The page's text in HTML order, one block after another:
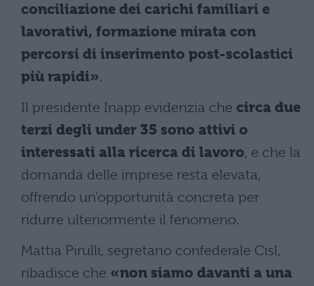
conciliazione dei carichi familiari e
lavorativi, formazione mirata con
percorsi di inserimento post-scolastici
più rapidi».
Il presidente Inapp evidenzia che circa due
terzi degli under 35 sono attivi o
interessati alla ricerca di lavoro, e che la
domanda delle imprese resta elevata,
offrendo un’opportunità concreta per
ridurre ulteriormente il fenomeno.
Mattia Pirulli, segretario confederale Cisl,
ribadisce che «non siamo davanti a una